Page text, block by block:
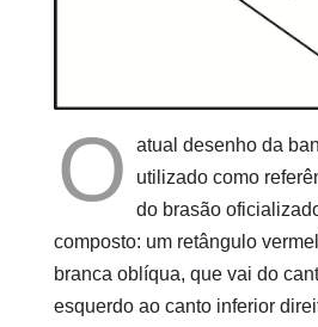
O
atual desenho da
utilizado como
do brasão
composto: um retângulo
branca oblíqua, que vai do
esquerdo ao canto inferior